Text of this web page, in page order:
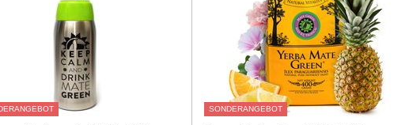
SONDERANGEBOT